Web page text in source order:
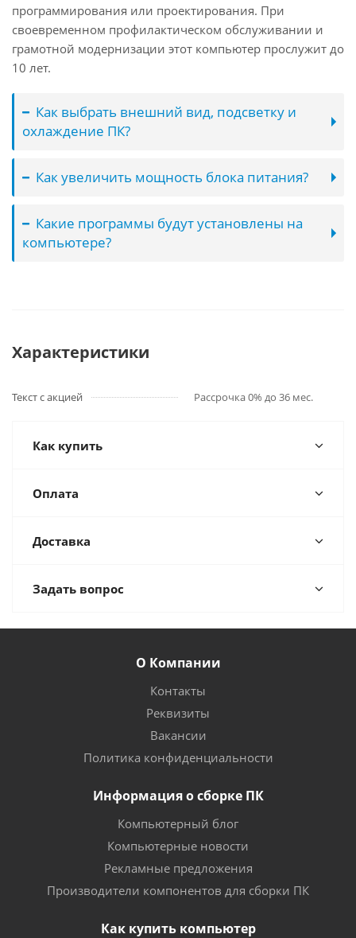
программирования или проектирования. При
своевременном профилактическом обслуживании и
грамотной модернизации этот компьютер прослужит до
10 лет.
Как выбрать внешний вид, подсветку и
охлаждение ПК?
Как увеличить мощность блока питания?
Какие программы будут установлены на
компьютере?
Характеристики
Текст с акцией Рассрочка 0% до 36 мес.
Как купить
Оплата
Доставка
Задать вопрос
О Компании
Контакты
Реквизиты
Вакансии
Политика конфиденциальности
Информация о сборке ПК
Компьютерный блог
Компьютерные новости
Рекламные предложения
Производители компонентов для сборки ПК
Как купить компьютер